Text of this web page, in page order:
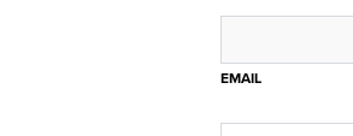
EMAIL